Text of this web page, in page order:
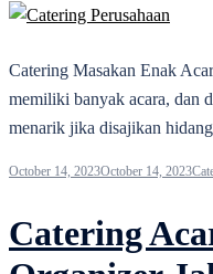
Catering Masakan Enak
memiliki banyak acara, dan
menarik jika disajikan
October 14, 2023October 14, 2023
Catering